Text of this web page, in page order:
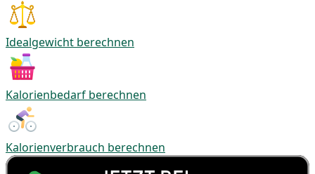
Idealgewicht berechnen
Kalorienbedarf berechnen
Kalorienverbrauch berechnen